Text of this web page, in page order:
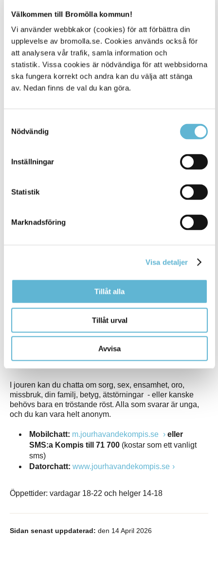
Välkommen till Bromölla kommun!
Vi använder webbkakor (cookies) för att förbättra din
upplevelse av bromolla.se. Cookies används också för
att analysera vår trafik, samla information och
statistik. Vissa cookies är nödvändiga för att webbsidorna
ska fungera korrekt och andra kan du välja att stänga
av. Nedan finns de val du kan göra.
Nödvändig
Inställningar
Statistik
Marknadsföring
Visa detaljer
Tillåt alla
Tillåt urval
Avvisa
För alla:https://www.bris.se
https://www.bris.se/for-barn-och-unga/prata-med-oss/
För vuxna:
https://www.bris.se/for-vuxna/kontakta-oss/bris-
vuxentelefon/
För idrottsföreningar
https://www.bris.se/for-vuxna/kontakta-oss/bris-stodlinje-
for-idrottsledare
Har du tappat fotfästet, känner du dig vilsen, ledsen eller
orolig och behöver någon att prata med? Röda Korset
Korsets telefon har avgett tystnadslöfte och ditt samtal är
anonymt.
Telefontid: Söndag-torsdag kl 15.00 - 21.00
Nationell stödlinje
för att
ger också stöd om du bara vill prata om din oro. Resten
telefonsvarare så ringer de upp så snart det går.
Jourhavande kompis
Röda Korsets ungdomsförbund har en chattjour där du
som ungdom kan chatta anonymt med en jourhavande
I jouren kan du chatta om sorg, sex, ensamhet, oro,
missbruk, din familj, betyg, ätstörningar - eller kanske
behövs bara en tröstande röst. Alla som svarar är unga,
och du kan vara helt anonym.
Mobilchatt: m.jourhavandekompis.se
eller
SMS:a Kompis till 71 700 (kostar som ett vanligt
sms)
Datorchatt: www.jourhavandekompis.se
Öppettider: vardagar 18-22 och helger 14-18
Sidan senast uppdaterad: den 14 April 2026